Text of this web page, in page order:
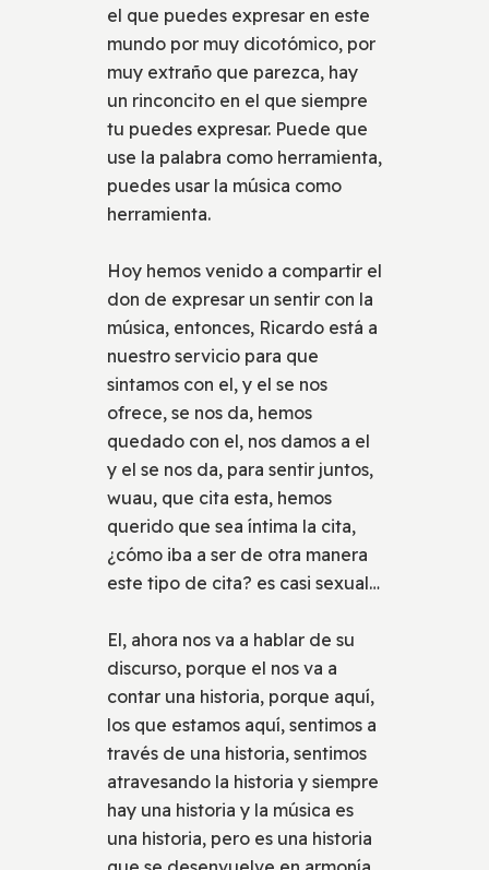
el que puedes expresar en este
mundo por muy dicotómico, por
muy extraño que parezca, hay
un rinconcito en el que siempre
tu puedes expresar. Puede que
use la palabra como herramienta,
puedes usar la música como
herramienta.
Hoy hemos venido a compartir el
don de expresar un sentir con la
música, entonces, Ricardo está a
nuestro servicio para que
sintamos con el, y el se nos
ofrece, se nos da, hemos
quedado con el, nos damos a el
y el se nos da, para sentir juntos,
wuau, que cita esta, hemos
querido que sea íntima la cita,
¿cómo iba a ser de otra manera
este tipo de cita? es casi sexual…
El, ahora nos va a hablar de su
discurso, porque el nos va a
contar una historia, porque aquí,
los que estamos aquí, sentimos a
través de una historia, sentimos
atravesando la historia y siempre
hay una historia y la música es
una historia, pero es una historia